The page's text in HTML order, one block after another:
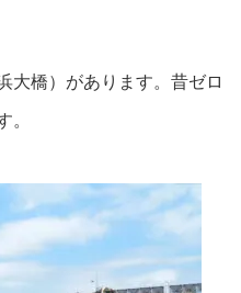
大橋）があります。昔ゼロ